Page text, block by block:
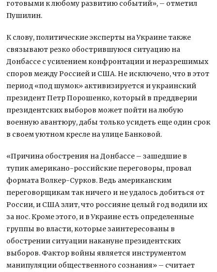
готовыми к любому развитию событий», – отметил
Пушилин.
К слову, политические эксперты на Украине также
связывают резко обострившуюся ситуацию на
Донбассе с усилением конфронтации и неразрешимых
споров между Россией и США. Не исключено, что в этот
период «под шумок» активизируется и украинский
президент Петр Порошенко, который в преддверии
президентских выборов может пойти на любую
военную авантюру, дабы только усидеть еще один срок
в своем уютном кресле на улице Банковой.
«Причина обострения на Донбассе – зашедшие в
тупик американо-российские переговоры, провал
формата Волкер-Сурков. Ведь американским
переговорщикам так ничего и не удалось добиться от
России, и США злит, что россияне целый год водили их
за нос. Кроме этого, и в Украине есть определенные
группы во власти, которые заинтересованы в
обострении ситуации накануне президентских
выборов. Фактор войны является инструментом
манипуляции общественного сознания» – считает